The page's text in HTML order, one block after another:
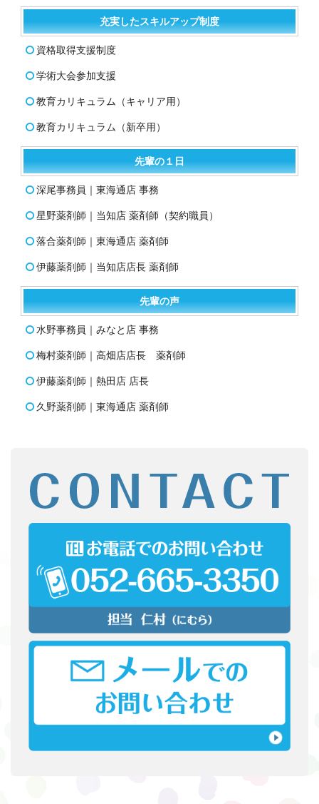
充実したスキルアップ制度
資格取得支援制度
学術大会参加支援
教育カリキュラム（キャリア用）
教育カリキュラム（新卒用）
先輩の１日
深尾事務員｜東海通店 事務
星野薬剤師｜当知店 薬剤師（契約職員）
落合薬剤師｜東海通店 薬剤師
伊藤薬剤師｜当知店店長 薬剤師
先輩の声
水野事務員｜みなと店 事務
梅村薬剤師｜高畑店店長 薬剤師
伊藤薬剤師｜熱田店 店長
久野薬剤師｜東海通店 薬剤師